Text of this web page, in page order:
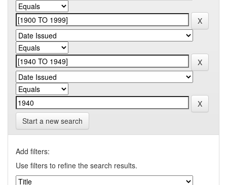
Start a new search
Add filters:
Use filters to refine the search results.